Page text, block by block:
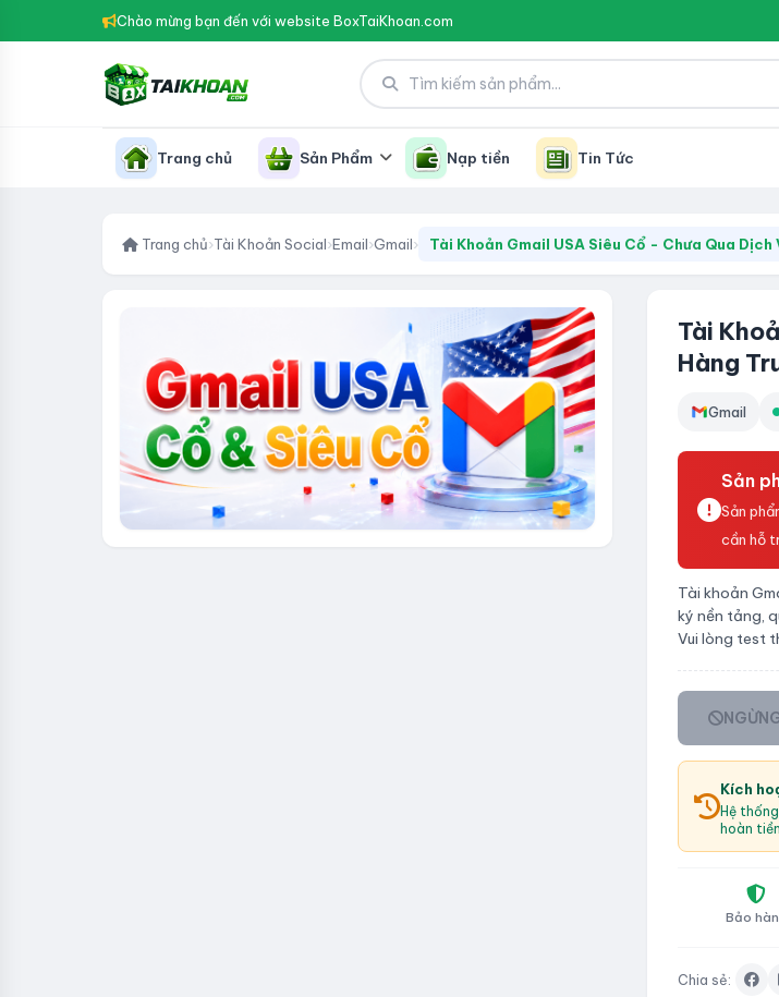
Chào mừng bạn đến với website BoxTaiKhoan.com
Trang chủ Sản Phẩm Nạp tiền Tin Tức
Trang chủ›Tài Khoản Social›Email›Gmail› Tài Khoản Gmail USA Siêu Cổ - Chưa Qua
Tài
Hàng
Gmail
Sản
Sản
cần hỗ
Tài khoản
ký nền tảng,
Vui lòng test
Kích
Hệ
hoàn
Bảo
Chia sẻ: